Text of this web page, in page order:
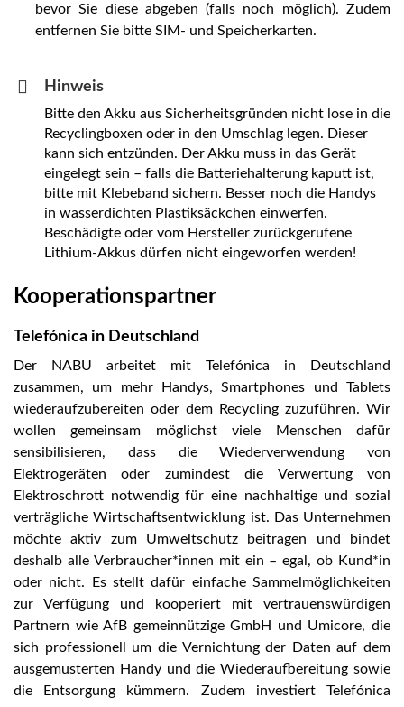
bevor Sie diese abgeben (falls noch möglich). Zudem
entfernen Sie bitte SIM- und Speicherkarten.
Hinweis
Bitte den Akku aus Sicherheitsgründen nicht lose in die
Recyclingboxen oder in den Umschlag legen. Dieser
kann sich entzünden. Der Akku muss in das Gerät
eingelegt sein – falls die Batteriehalterung kaputt ist,
bitte mit Klebeband sichern. Besser noch die Handys
in wasserdichten Plastiksäckchen einwerfen.
Beschädigte oder vom Hersteller zurückgerufene
Lithium-Akkus dürfen nicht eingeworfen werden!
Kooperationspartner
Telefónica in Deutschland
Der NABU arbeitet mit Telefónica in Deutschland
zusammen, um mehr Handys, Smartphones und Tablets
wiederaufzubereiten oder dem Recycling zuzuführen. Wir
wollen gemeinsam möglichst viele Menschen dafür
sensibilisieren, dass die Wiederverwendung von
Elektrogeräten oder zumindest die Verwertung von
Elektroschrott notwendig für eine nachhaltige und sozial
verträgliche Wirtschaftsentwicklung ist. Das Unternehmen
möchte aktiv zum Umweltschutz beitragen und bindet
deshalb alle Verbraucher*innen mit ein – egal, ob Kund*in
oder nicht. Es stellt dafür einfache Sammelmöglichkeiten
zur Verfügung und kooperiert mit vertrauenswürdigen
Partnern wie AfB gemeinnützige GmbH und Umicore, die
sich professionell um die Vernichtung der Daten auf dem
ausgemusterten Handy und die Wiederaufbereitung sowie
die Entsorgung kümmern. Zudem investiert Telefónica